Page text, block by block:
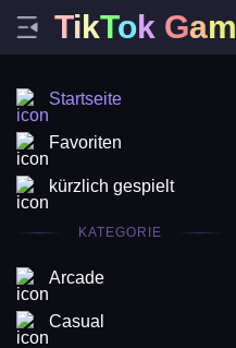
TikTok Gam
Startseite
Favoriten
kürzlich gespielt
KATEGORIE
Arcade
Casual